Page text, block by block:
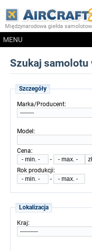
Międzynarodowa giełda
MENU
Szukaj samolotu
Szczegóły
Marka/Producent:
Model:
Cena:
-
Rok produkcji:
-
Lokalizacja
Kraj: